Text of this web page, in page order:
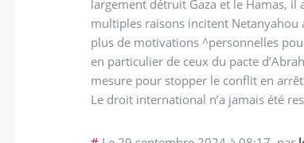
largement détruit Gaza et le Hamas,
multiples raisons incitent Netanyahou
plus de motivations ^personnelles
en particulier de ceux du pacte
mesure pour stopper le conflit en
Le droit international n’a jamais été